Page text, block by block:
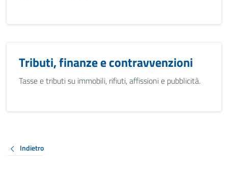
Tributi, finanze e contravvenzioni
Tasse e tributi su immobili, rifiuti, affissioni e pubblicità.
Indietro